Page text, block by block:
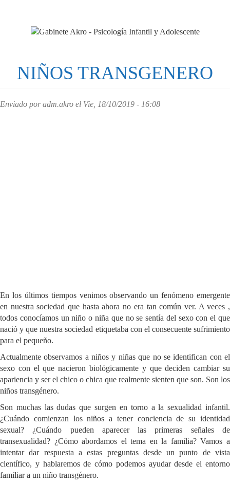
principalNIÑOS TRANSGENERO
Enviado poradm.akro el Vie, 18/10/2019 - 16:08
En los últimos tiempos venimos observando un fenómeno emergente
en nuestra sociedad que hasta ahora no era tan común ver. A veces ,
todos conocíamos un niño o niña que no se sentía del sexo con el que
nació y que nuestra sociedad etiquetaba con el consecuente sufrimiento
para el pequeño.
Actualmente observamos a niños y niñas que no se identifican con el
sexo con el que nacieron biológicamente y que deciden cambiar su
apariencia y ser el chico o chica que realmente sienten que son. Son los
niños transgénero.
Son muchas las dudas que surgen en torno a la sexualidad infantil.
¿Cuándo comienzan los niños a tener conciencia de su identidad
sexual? ¿Cuándo pueden aparecer las primeras señales de
transexualidad? ¿Cómo abordamos el tema en la familia? Vamos a
intentar dar respuesta a estas preguntas desde un punto de vista
científico, y hablaremos de cómo podemos ayudar desde el entorno
familiar a un niño transgénero.